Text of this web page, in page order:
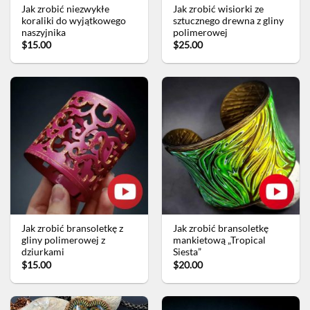
Jak zrobić niezwykłe
koraliki do wyjątkowego
naszyjnika
$15.00
Jak zrobić wisiorki ze
sztucznego drewna z gliny
polimerowej
$25.00
Jak zrobić bransoletkę z
gliny polimerowej z
dziurkami
$15.00
Jak zrobić bransoletkę
mankietową „Tropical
Siesta”
$20.00